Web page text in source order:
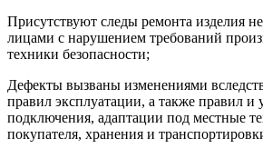
Присутствуют следы ремонта изделия
лицами с нарушением требований
техники безопасности;
Дефекты вызваны изменениями
правил эксплуатации, а также правил и
подключения, адаптации под местные
покупателя, хранения и